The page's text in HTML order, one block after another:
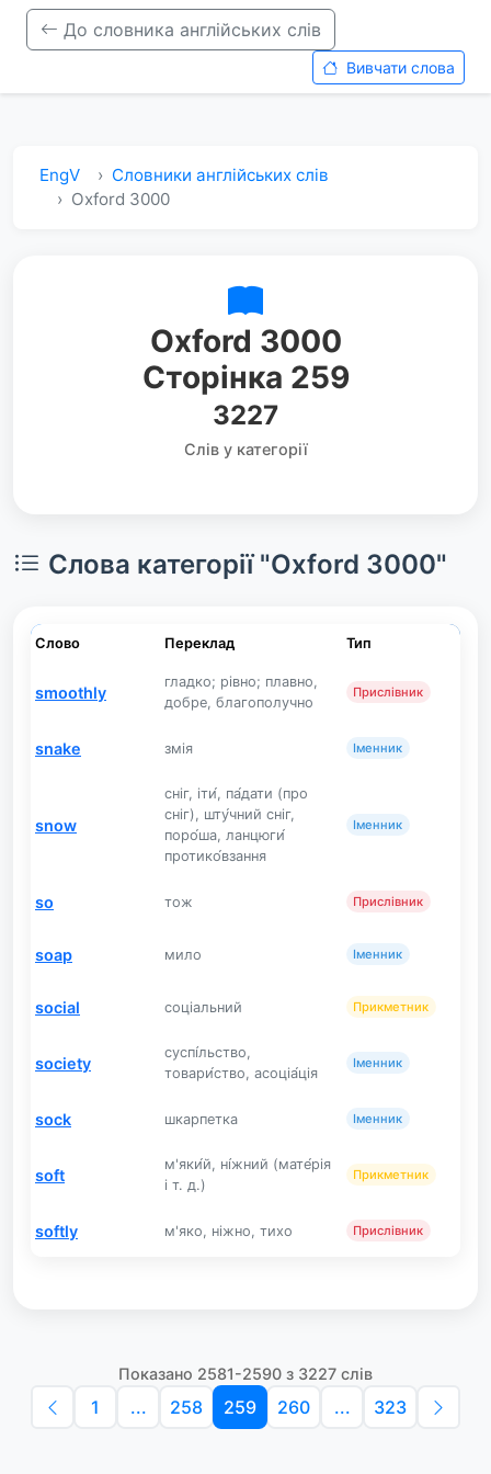
До словника англійських слів
Вивчати слова
EngV
Словники англійських слів
Oxford 3000
Oxford 3000
Сторінка 259
3227
Слів у категорії
Слова категорії "Oxford 3000"
Слово Переклад Тип
smoothly
гладко; рівно; плавно,
добре, благополучно
Прислівник
snake змія Іменник
snow
сніг, іти́, па́дати (про
сніг), шту́чний сніг,
поро́ша, ланцюги́
протико́взання
Іменник
so тож Прислівник
soap мило Іменник
social соціальний Прикметник
society
суспі́льство,
товари́ство, асоціа́ція
Іменник
sock шкарпетка Іменник
soft
м'яки́й, ні́жний (мате́рія
і т. д.)
Прикметник
softly м'яко, ніжно, тихо Прислівник
Показано 2581-2590 з 3227 слів
1 ... 258 259 260 ... 323